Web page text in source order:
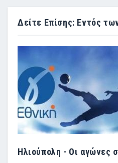
Δείτε Επίσης: Εντός
Ηλιούπολη - Οι αγώνες